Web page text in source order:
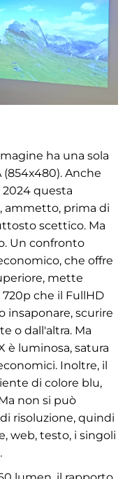
ha una sola
(854x480). Anche
questa
ammetto, prima di
scettico. Ma
Un confronto
che offre
mette
che il FullHD
insaponare, scurire
o dall'altra. Ma
è luminosa, satura
Inoltre, il
di colore blu,
non si può
risoluzione, quindi
web, testo, i singoli